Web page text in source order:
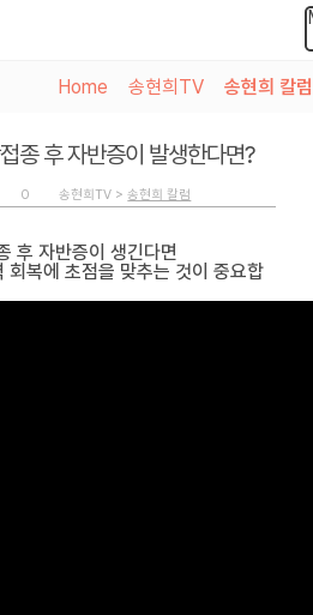
Home 송현희TV 송현희 칼럼
종 후 자반증이 발생한다면?
0 송현희TV >송현희 칼럼
후 자반증이 생긴다면
회복에 초점을 맞추는 것이 중요합